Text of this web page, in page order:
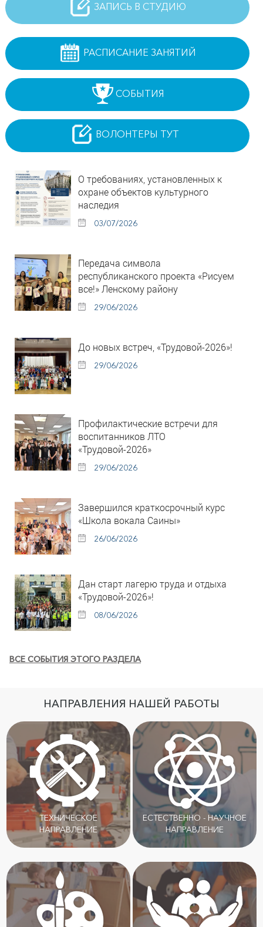
ЗАПИСЬ В СТУДИЮ
РАСПИСАНИЕ ЗАНЯТИЙ
СОБЫТИЯ
ВОЛОНТЕРЫ ТУТ
О требованиях, установленных к
охране объектов культурного
наследия
03/07/2026
Передача символа
республиканского проекта «Рисуем
все!» Ленскому району
29/06/2026
До новых встреч, «Трудовой-2026»!
29/06/2026
Профилактические встречи для
воспитанников ЛТО
«Трудовой-2026»
29/06/2026
Завершился краткосрочный курс
«Школа вокала Саины»
26/06/2026
Дан старт лагерю труда и отдыха
«Трудовой-2026»!
08/06/2026
ВСЕ СОБЫТИЯ ЭТОГО РАЗДЕЛА
НАПРАВЛЕНИЯ НАШЕЙ РАБОТЫ
ТЕХНИЧЕСКОЕ
НАПРАВЛЕНИЕ
ЕСТЕСТВЕННО - НАУЧНОЕ
НАПРАВЛЕНИЕ